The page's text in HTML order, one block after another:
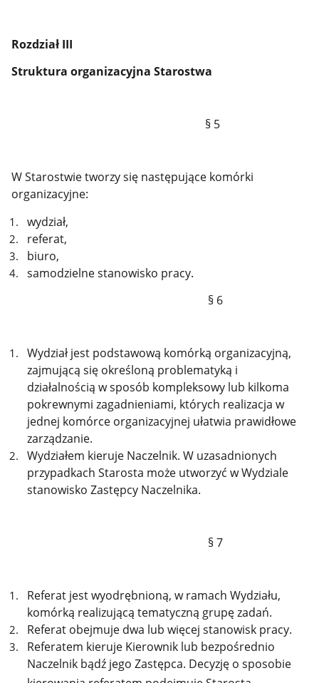
Rozdział III
Struktura organizacyjna Starostwa
§ 5
W Starostwie tworzy się następujące komórki
organizacyjne:
wydział,
referat,
biuro,
samodzielne stanowisko pracy.
§ 6
Wydział jest podstawową komórką organizacyjną,
zajmującą się określoną problematyką i
działalnością w sposób kompleksowy lub kilkoma
pokrewnymi zagadnieniami, których realizacja w
jednej komórce organizacyjnej ułatwia prawidłowe
zarządzanie.
Wydziałem kieruje Naczelnik. W uzasadnionych
przypadkach Starosta może utworzyć w Wydziale
stanowisko Zastępcy Naczelnika.
§ 7
Referat jest wyodrębnioną, w ramach Wydziału,
komórką realizującą tematyczną grupę zadań.
Referat obejmuje dwa lub więcej stanowisk pracy.
Referatem kieruje Kierownik lub bezpośrednio
Naczelnik bądź jego Zastępca. Decyzję o sposobie